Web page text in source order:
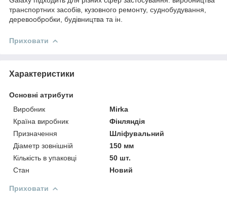
транспортних засобів, кузовного ремонту, суднобудування,
деревообробки, будівництва та ін.
Приховати
Характеристики
Основні атрибути
Виробник
Mirka
Країна виробник
Фінляндія
Призначення
Шліфувальний
Діаметр зовнішній
150 мм
Кількість в упаковці
50 шт.
Стан
Новий
Приховати